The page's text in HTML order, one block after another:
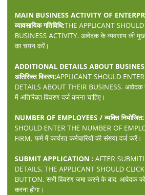
MAIN BUSINESS ACTIVITY OF
व्यावसायिक गतिविधि:THE APPLICANT
BUSINESS ACTIVITY. आवेदक के व्यवसाय की मुख्य
का चयन करें।
ADDITIONAL DETAILS ABOUT BUSINESS
अतिरिक्त विवरण:APPLICANT SHOULD
DETAILS ABOUT THEIR BUSINESS. आवेदक
में अतिरिक्त विवरण दर्ज करना चाहिए।
NUMBER OF EMPLOYEES / व्यक्ति नियोजित:
SHOULD ENTER THE NUMBER OF
FIRM. फर्म में कार्यरत कर्मचारियों की संख्या दर्ज करें।
SUBMIT APPLICATION : AFTER
DETAILS, THE APPLICANT SHOULD
BUTTON. सभी विवरण जमा करने के बाद, आवेदक
करना होगा।